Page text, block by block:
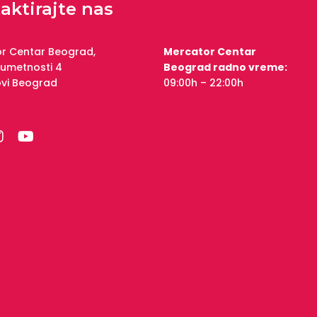
nas
Centar Beograd,
4
Beograd
Mercator Centar
Beograd radno vreme:
09:00h – 22:00h